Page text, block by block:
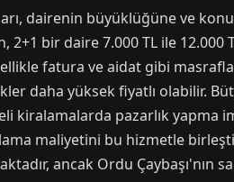
dairenin büyüklüğüne ve
2+1 bir daire 7.000 TL ile
fatura ve aidat gibi
daha yüksek fiyatlı olabilir.
kiralamalarda pazarlık yapma
maliyetini bu hizmetle
ancak Ordu Çaybaşı'nın